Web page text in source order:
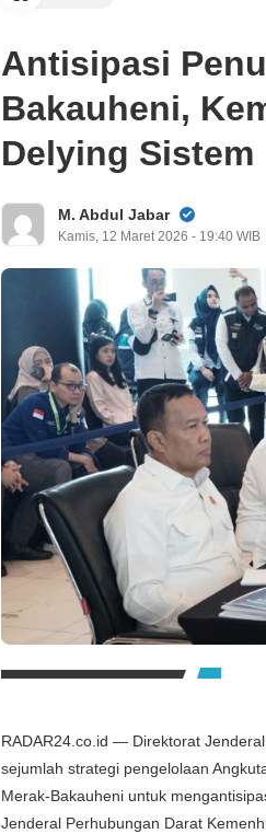
Antisipasi
Bakauheni,
Delying Sistem
M. Abdul Jabar
Kamis, 12 Maret 2026 - 19:40 WIB
RADAR24.co.id — Direktorat
sejumlah strategi pengelolaan
Merak-Bakauheni untuk
Jenderal Perhubungan Darat